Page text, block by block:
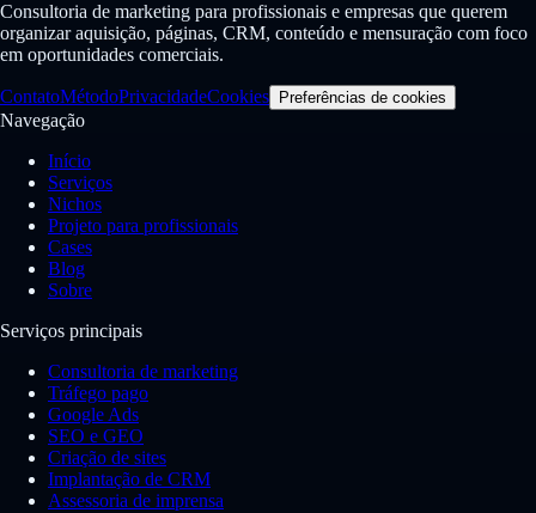
Consultoria de marketing para profissionais e empresas que querem
organizar aquisição, páginas, CRM, conteúdo e mensuração com foco
em oportunidades comerciais.
ContatoMétodoPrivacidadeCookies Preferências de cookies
Navegação
Início
Serviços
Nichos
Projeto para profissionais
Cases
Blog
Sobre
Serviços principais
Consultoria de marketing
Tráfego pago
Google Ads
SEO e GEO
Criação de sites
Implantação de CRM
Assessoria de imprensa